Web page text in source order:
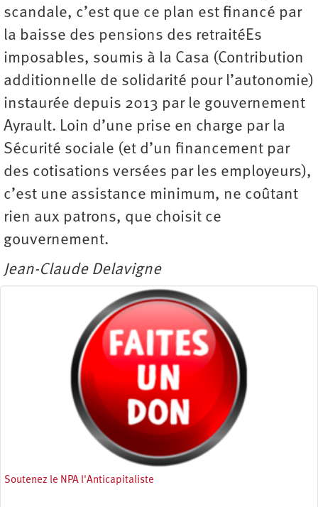
scandale, c’est que ce plan est financé par
la baisse des pensions des retraitéEs
imposables, soumis à la Casa (Contribution
additionnelle de solidarité pour l’autonomie)
instaurée depuis 2013 par le gouvernement
Ayrault. Loin d’une prise en charge par la
Sécurité sociale (et d’un financement par
des cotisations versées par les employeurs),
c’est une assistance minimum, ne coûtant
rien aux patrons, que choisit ce
gouvernement.
Jean-Claude Delavigne
Soutenez le NPA l'Anticapitaliste